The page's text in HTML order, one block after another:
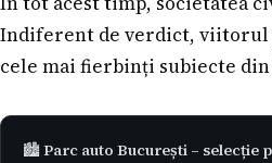
Indiferent de verdict, viitorul
cele mai fierbinți subiecte
🏙️ Parc auto București – selecție